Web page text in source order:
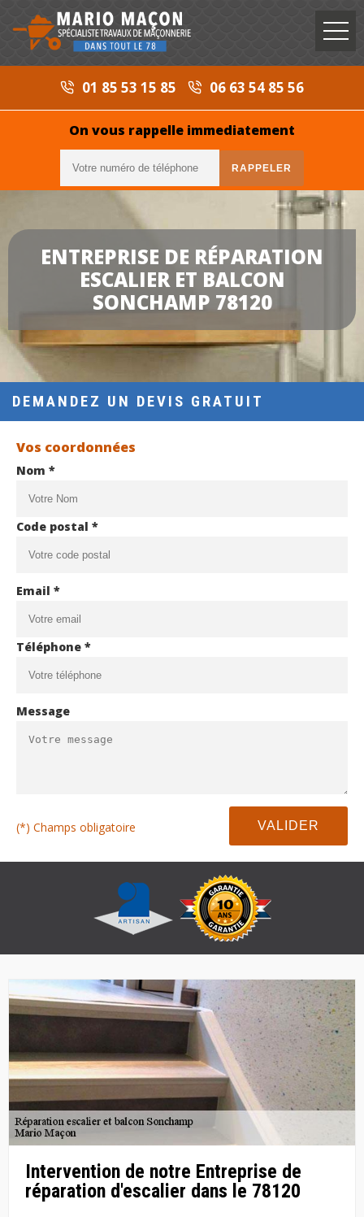
01 85 53 15 85 06 63 54 85 56
On vous rappelle immediatement
ENTREPRISE DE RÉPARATION
ESCALIER ET BALCON
SONCHAMP 78120
DEMANDEZ UN DEVIS GRATUIT
Vos coordonnées
Nom *
Code postal *
Email *
Téléphone *
Message
(*) Champs obligatoire
Intervention de notre Entreprise de
réparation d'escalier dans le 78120